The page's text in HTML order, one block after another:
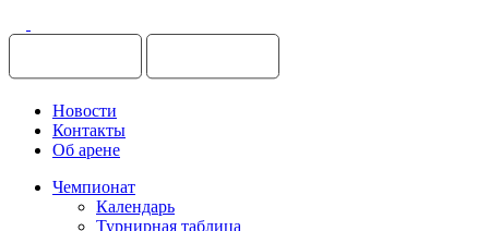
Новости
Контакты
Об арене
Чемпионат
Календарь
Турнирная таблица